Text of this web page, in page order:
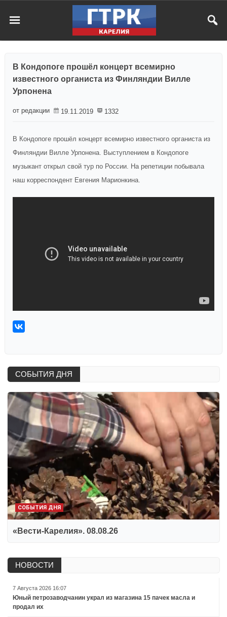
В Кондопоге прошёл концерт всемирно
известного органиста из Финляндии Вилле
Урпонена
от редакции 19.11.2019 1332
В Кондопоге прошёл концерт всемирно известного органиста из
Финляндии Вилле Урпонена. Выступлением в Кондопоге
музыкант открыл свой тур по России. На репетиции побывала
наш корреспондент Евгения Марионкина.
СОБЫТИЯ ДНЯ
СОБЫТИЯ ДНЯ
«Вести-Карелия». 08.08.26
НОВОСТИ
7 Августа 2026 16:07
Юный петрозаводчанин украл из магазина 15 пачек масла и
продал их